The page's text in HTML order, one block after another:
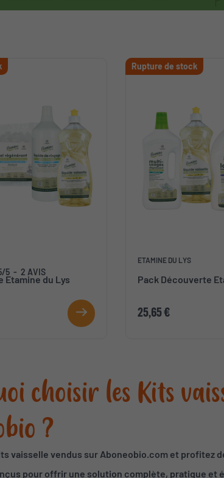
/5 - 2 AVIS
Etamine du Lys
Rupture de stock
ETAMINE DU LYS
Pack Découverte
25,65 €
choisir les Kits
?
vaisselle vendus sur Aboneobio.com et profitez
pour offrir une solution complète, pratique